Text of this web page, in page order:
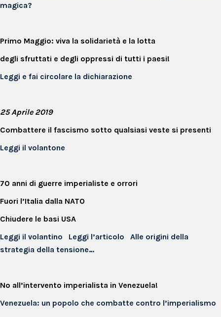
magica?
Primo Maggio: viva la solidarietà e la lotta
degli sfruttati e degli oppressi di tutti i paesi!
Leggi e fai circolare la dichiarazione
25 Aprile 2019
Combattere il fascismo sotto qualsiasi veste si presenti
Leggi il volantone
70 anni di guerre imperialiste e orrori
Fuori l’Italia dalla NATO
Chiudere le basi USA
Leggi il volantino
Leggi l’articolo
Alle origini della
strategia della tensione…
No all’intervento imperialista in Venezuela!
Venezuela: un popolo che combatte contro l’imperialismo